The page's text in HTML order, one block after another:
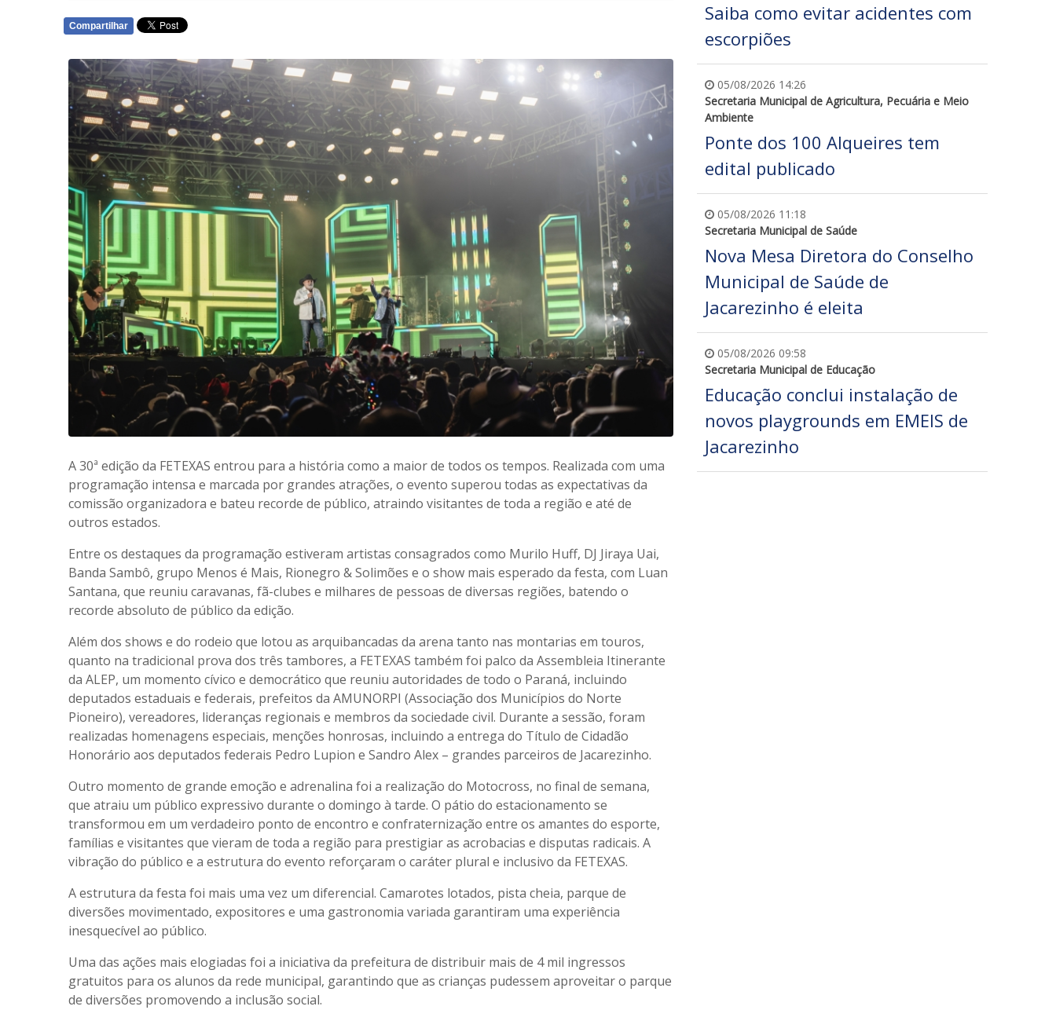
Compartilhar
A 30ª edição da FETEXAS entrou para a história como a maior de todos os tempos. Realizada com uma
programação intensa e marcada por grandes atrações, o evento superou todas as expectativas da
comissão organizadora e bateu recorde de público, atraindo visitantes de toda a região e até de
outros estados.
Entre os destaques da programação estiveram artistas consagrados como Murilo Huff, DJ Jiraya Uai,
Banda Sambô, grupo Menos é Mais, Rionegro & Solimões e o show mais esperado da festa, com Luan
Santana, que reuniu caravanas, fã-clubes e milhares de pessoas de diversas regiões, batendo o
recorde absoluto de público da edição.
Além dos shows e do rodeio que lotou as arquibancadas da arena tanto nas montarias em touros,
quanto na tradicional prova dos três tambores, a FETEXAS também foi palco da Assembleia Itinerante
da ALEP, um momento cívico e democrático que reuniu autoridades de todo o Paraná, incluindo
deputados estaduais e federais, prefeitos da AMUNORPI (Associação dos Municípios do Norte
Pioneiro), vereadores, lideranças regionais e membros da sociedade civil. Durante a sessão, foram
realizadas homenagens especiais, menções honrosas, incluindo a entrega do Título de Cidadão
Honorário aos deputados federais Pedro Lupion e Sandro Alex – grandes parceiros de Jacarezinho.
Outro momento de grande emoção e adrenalina foi a realização do Motocross, no final de semana,
que atraiu um público expressivo durante o domingo à tarde. O pátio do estacionamento se
transformou em um verdadeiro ponto de encontro e confraternização entre os amantes do esporte,
famílias e visitantes que vieram de toda a região para prestigiar as acrobacias e disputas radicais. A
vibração do público e a estrutura do evento reforçaram o caráter plural e inclusivo da FETEXAS.
A estrutura da festa foi mais uma vez um diferencial. Camarotes lotados, pista cheia, parque de
diversões movimentado, expositores e uma gastronomia variada garantiram uma experiência
inesquecível ao público.
Uma das ações mais elogiadas foi a iniciativa da prefeitura de distribuir mais de 4 mil ingressos
gratuitos para os alunos da rede municipal, garantindo que as crianças pudessem aproveitar o parque
de diversões promovendo a inclusão social.
Saiba como evitar acidentes com
escorpiões
05/08/2026 14:26
Secretaria Municipal de Agricultura, Pecuária e Meio
Ambiente
Ponte dos 100 Alqueires tem
edital publicado
05/08/2026 11:18
Secretaria Municipal de Saúde
Nova Mesa Diretora do Conselho
Municipal de Saúde de
Jacarezinho é eleita
05/08/2026 09:58
Secretaria Municipal de Educação
Educação conclui instalação de
novos playgrounds em EMEIS de
Jacarezinho